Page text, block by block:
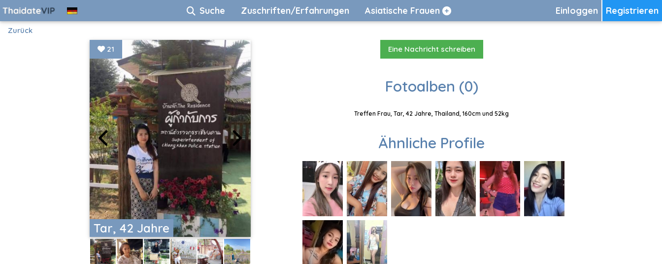
Registrieren
Einloggen
Suche Zuschriften/Erfahrungen Asiatische Frauen
Zurück
Tar, 42 Jahre
21 Eine Nachricht schreiben
Fotoalben (0)
Treffen Frau, Tar, 42 Jahre, Thailand, 160cm und 52kg
Ähnliche Profile